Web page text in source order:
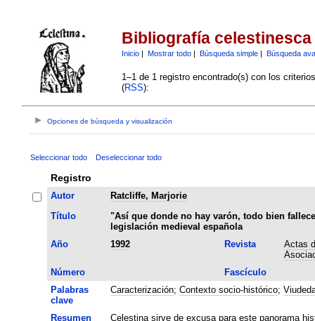
Bibliografía celestinesca
Inicio| Mostrar todo| Búsqueda simple| Búsqueda
1–1 de 1 registro encontrado(s) con los
(RSS):
Opciones de búsqueda y visualización
Seleccionar todo Deseleccionar todo
Registro
Autor
Ratcliffe, Marjorie
Título
"Así que donde no hay varón, todo bien
legislación medieval española
Año
1992 Revista
Actas
Número
Fascículo
Palabras
clave
Caracterización; Contexto socio-histórico;
Resumen
Celestina sirve de excusa para este panorama